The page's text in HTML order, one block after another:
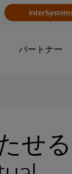
パートナー
せる